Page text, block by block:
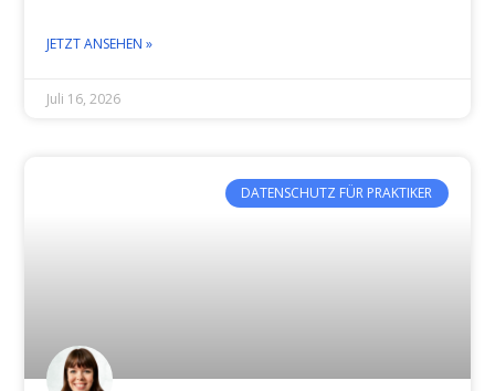
JETZT ANSEHEN »
Juli 16, 2026
DATENSCHUTZ FÜR PRAKTIKER